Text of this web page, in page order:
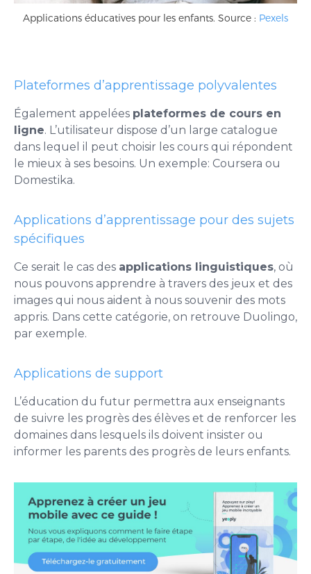
Applications éducatives pour les enfants. Source : Pexels
Plateformes d’apprentissage polyvalentes
Également appelées plateformes de cours en
ligne. L’utilisateur dispose d’un large catalogue
dans lequel il peut choisir les cours qui répondent
le mieux à ses besoins. Un exemple: Coursera ou
Domestika.
Applications d’apprentissage pour des sujets
spécifiques
Ce serait le cas des applications linguistiques, où
nous pouvons apprendre à travers des jeux et des
images qui nous aident à nous souvenir des mots
appris. Dans cette catégorie, on retrouve Duolingo,
par exemple.
Applications de support
L’éducation du futur permettra aux enseignants
de suivre les progrès des élèves et de renforcer les
domaines dans lesquels ils doivent insister ou
informer les parents des progrès de leurs enfants.